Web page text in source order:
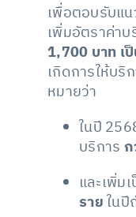
เพื่อตอบรับแ
เพิ่มอัตราค่าบ
1,700 บาท เ
เกิดการให้บริ
หมายว่า
ในปี
บริการ
และเพิ่ม
รายในปี